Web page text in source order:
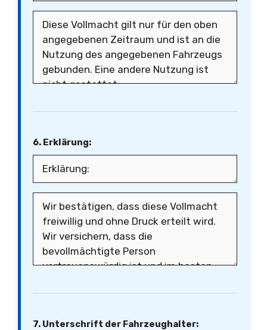
6. Erklärung:
7. Unterschrift der Fahrzeughalter: